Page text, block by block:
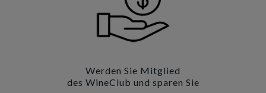
Werden Sie Mitglied
des WineClub und sparen Sie